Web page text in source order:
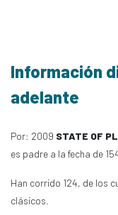
Información
adelante
Por: 2009 STATE OF
es padre a la fecha de
Han corrido 124, de los
clásicos.